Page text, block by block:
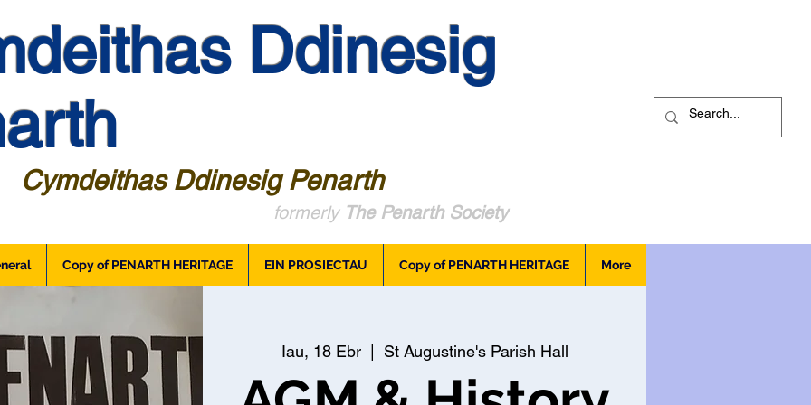
Ddinesig
Cymdeithas Ddinesig Penarth
formerly The Penarth Society
Copy of PENARTH HERITAGE EIN PROSIECTAU Copy of PENARTH HERITAGE More
Iau, 18 Ebr
  |
St Augustine's Parish Hall